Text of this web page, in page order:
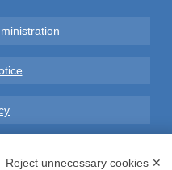
Reject unnecessary cookies ✕